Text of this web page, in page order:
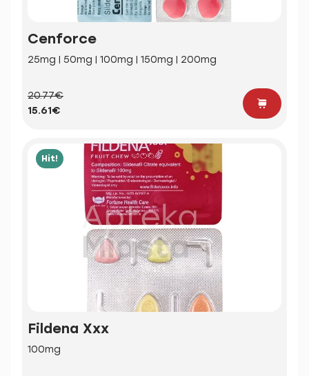
Cenforce
25mg | 50mg | 100mg | 150mg | 200mg
20.77€
15.61€
Hit!
Fildena Xxx
100mg